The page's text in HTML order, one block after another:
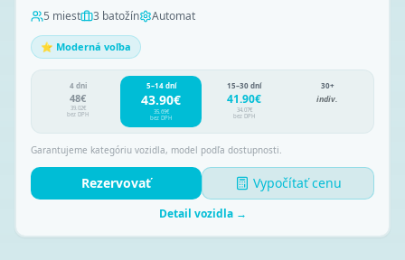
5 miest 3 batožín Automat
⭐ Moderná voľba
4 dni
48€
39.02€
bez DPH
5–14 dní
43.90€
35.69€
bez DPH
15–30 dní
41.90€
34.07€
bez DPH
30+
indiv.
Garantujeme kategóriu vozidla, model podľa dostupnosti.
Rezervovať Vypočítať cenu
Detail vozidla →